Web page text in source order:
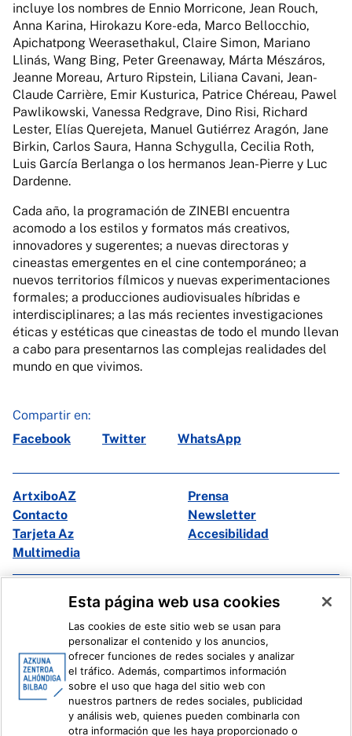
incluye los nombres de Ennio Morricone, Jean Rouch,
Anna Karina, Hirokazu Kore-eda, Marco Bellocchio,
Apichatpong Weerasethakul, Claire Simon, Mariano
Llinás, Wang Bing, Peter Greenaway, Márta Mészáros,
Jeanne Moreau, Arturo Ripstein, Liliana Cavani, Jean-
Claude Carrière, Emir Kusturica, Patrice Chéreau, Pawel
Pawlikowski, Vanessa Redgrave, Dino Risi, Richard
Lester, Elías Querejeta, Manuel Gutiérrez Aragón, Jane
Birkin, Carlos Saura, Hanna Schygulla, Cecilia Roth,
Luis García Berlanga o los hermanos Jean-Pierre y Luc
Dardenne.
Cada año, la programación de ZINEBI encuentra
acomodo a los estilos y formatos más creativos,
innovadores y sugerentes; a nuevas directoras y
cineastas emergentes en el cine contemporáneo; a
nuevos territorios fílmicos y nuevas experimentaciones
formales; a producciones audiovisuales híbridas e
interdisciplinares; a las más recientes investigaciones
éticas y estéticas que cineastas de todo el mundo llevan
a cabo para presentarnos las complejas realidades del
mundo en que vivimos.
Compartir en:
Facebook
Twitter WhatsApp
ArtxiboAZ
Prensa
Contacto
Newsletter
Tarjeta Az
Accesibilidad
Multimedia
Facebook
X
Ivoox
Información legal Sistema Interno de Información
Esta página web usa cookies
Las cookies de este sitio web se usan para
personalizar el contenido y los anuncios,
ofrecer funciones de redes sociales y analizar
el tráfico. Además, compartimos información
sobre el uso que haga del sitio web con
nuestros partners de redes sociales, publicidad
y análisis web, quienes pueden combinarla con
otra información que les haya proporcionado o